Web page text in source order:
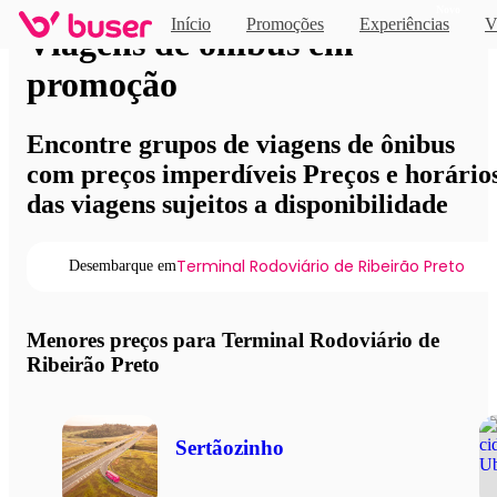
Início Promoções Experiências
Viagens de ônibus em
promoção
Encontre grupos de viagens de ônibus
com preços imperdíveis Preços e
das viagens sujeitos a disponibilidade
Desembarque emTerminal Rodoviário de Ribeirão Preto
Menores preços para Terminal Rodoviário de
Ribeirão Preto
Sertãozinho